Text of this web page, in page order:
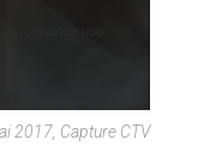
2017, Capture CTV